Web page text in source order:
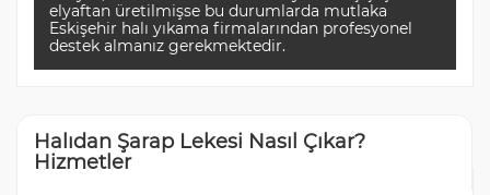
elyaftan üretilmişse bu durumlarda mutlaka
Eskişehir halı yıkama firmalarından profesyonel
destek almanız gerekmektedir.
Halıdan Şarap Lekesi Nasıl Çıkar?
Hizmetler